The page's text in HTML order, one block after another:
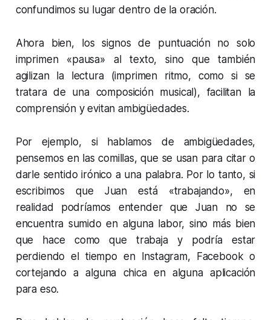
confundimos su lugar dentro de la oración.
Ahora bien, los signos de puntuación no solo
imprimen «pausa» al texto, sino que también
agilizan la lectura (imprimen ritmo, como si se
tratara de una composición musical), facilitan la
comprensión y evitan ambigüedades.
Por ejemplo, si hablamos de ambigüedades,
pensemos en las comillas, que se usan para citar o
darle sentido irónico a una palabra. Por lo tanto, si
escribimos que Juan está «trabajando», en
realidad podríamos entender que Juan no se
encuentra sumido en alguna labor, sino más bien
que hace como que trabaja y podría estar
perdiendo el tiempo en Instagram, Facebook o
cortejando a alguna chica en alguna aplicación
para eso.